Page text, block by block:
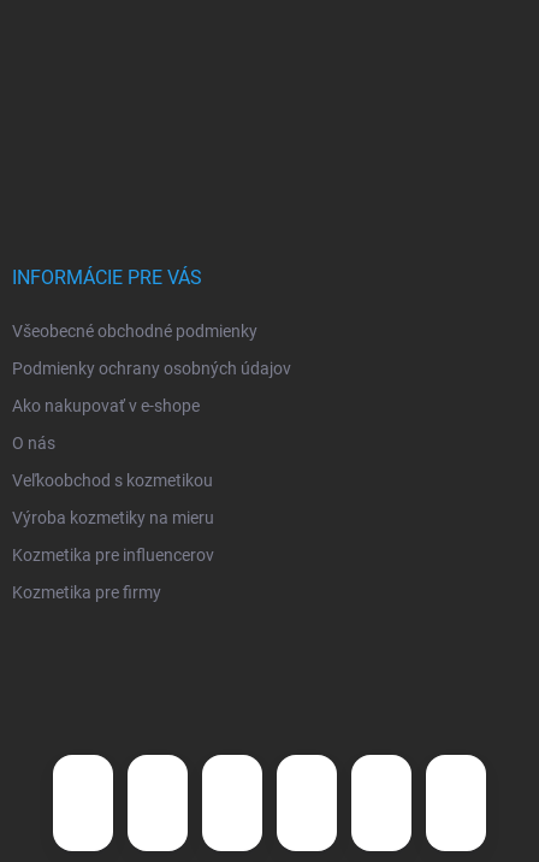
INFORMÁCIE PRE VÁS
Všeobecné obchodné podmienky
Podmienky ochrany osobných údajov
Ako nakupovať v e-shope
O nás
Veľkoobchod s kozmetikou
Výroba kozmetiky na mieru
Kozmetika pre influencerov
Kozmetika pre firmy